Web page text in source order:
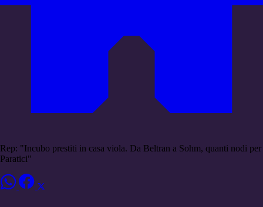
Rep: "Incubo prestiti in casa viola. Da Beltran a Sohm, quanti nodi per
Paratici"